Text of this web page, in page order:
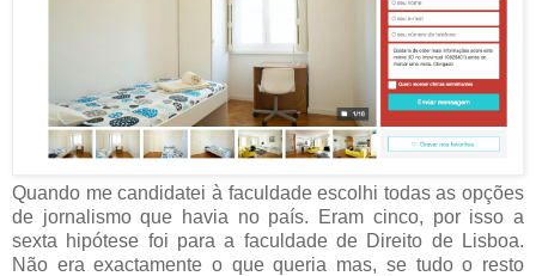
Quando me candidatei à faculdade escolhi todas as opções
de jornalismo que havia no país. Eram cinco, por isso a
sexta hipótese foi para a faculdade de Direito de Lisboa.
Não era exactamente o que queria mas, se tudo o resto